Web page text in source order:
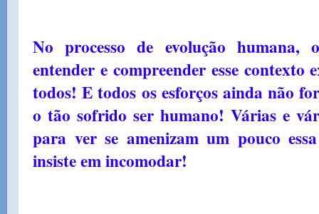
No processo de evolução humana,
entender e compreender esse contexto
todos! E todos os esforços ainda não
o tão sofrido ser humano! Várias e
para ver se amenizam um pouco
insiste em incomodar!